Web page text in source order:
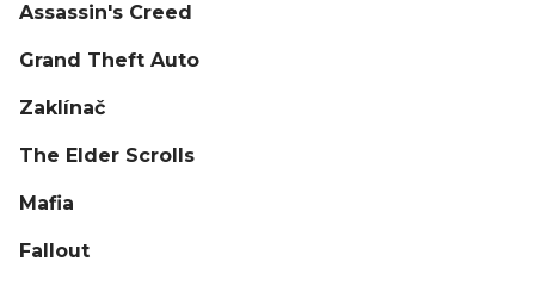
Assassin's Creed
Grand Theft Auto
Zaklínač
The Elder Scrolls
Mafia
Fallout